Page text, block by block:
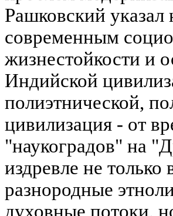
Рашковский
современным
жизнестойкости и
Индийской
полиэтнической,
цивилизация - от
"наукоградов" на
издревле не только
разнородные
духовные потоки,